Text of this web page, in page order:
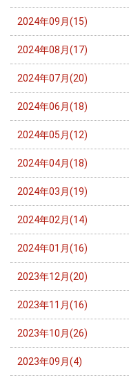
2024年09月(15)
2024年08月(17)
2024年07月(20)
2024年06月(18)
2024年05月(12)
2024年04月(18)
2024年03月(19)
2024年02月(14)
2024年01月(16)
2023年12月(20)
2023年11月(16)
2023年10月(26)
2023年09月(4)